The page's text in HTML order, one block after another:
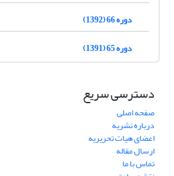
دوره 66 (1392)
دوره 65 (1391)
دسترسی سریع
صفحه اصلی
درباره نشریه
اعضای هیات تحریریه
ارسال مقاله
تماس با ما